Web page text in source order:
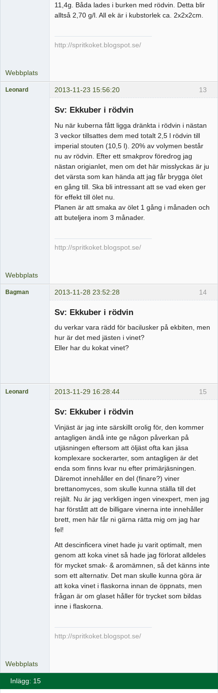
11,4g. Båda lades i burken med rödvin. Detta blir
alltså 2,70 g/l. All ek är i kubstorlek ca. 2x2x2cm.
http://spritkoket.blogspot.se/
Webbplats
13
Leonard 2013-11-23 15:56:20
Sv: Ekkuber i rödvin
Nu när kuberna fått ligga dränkta i rödvin i nästan
3 veckor tillsattes dem med totalt 2,5 l rödvin till
imperial stouten (10,5 l). 20% av volymen består
nu av rödvin. Efter ett smakprov föredrog jag
nästan origianlet, men om det här misslyckas är ju
det värsta som kan hända att jag får brygga ölet
en gång till. Ska bli intressant att se vad eken ger
för effekt till ölet nu.
Planen är att smaka av ölet 1 gång i månaden och
att buteljera inom 3 månader.
http://spritkoket.blogspot.se/
Webbplats
14
Bagman 2013-11-28 23:52:28
Sv: Ekkuber i rödvin
du verkar vara rädd för bacilusker på ekbiten, men
hur är det med jästen i vinet?
Eller har du kokat vinet?
15
Leonard 2013-11-29 16:28:44
Sv: Ekkuber i rödvin
Vinjäst är jag inte särskillt orolig för, den kommer
antagligen ändå inte ge någon påverkan på
utjäsningen eftersom att öljäst ofta kan jäsa
komplexare sockerarter, som antagligen är det
enda som finns kvar nu efter primärjäsningen.
Däremot innehåller en del (finare?) viner
brettanomyces, som skulle kunna ställa till det
rejält. Nu är jag verkligen ingen vinexpert, men jag
har förstått att de billigare vinerna inte innehåller
brett, men här får ni gärna rätta mig om jag har
fel!
Att descinficera vinet hade ju varit optimalt, men
genom att koka vinet så hade jag förlorat alldeles
för mycket smak- & aromämnen, så det känns inte
som ett alternativ. Det man skulle kunna göra är
att koka vinet i flaskorna innan de öppnats, men
frågan är om glaset håller för trycket som bildas
inne i flaskorna.
http://spritkoket.blogspot.se/
Webbplats
Inlägg: 15